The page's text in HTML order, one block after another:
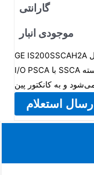
گارانتی
موجودی انبار
GE IS200SSCAH2A یک برد ترمینال I/O ارتباط سریال است. بسته
I/O PSCA با SSCA سازگار است. بسته I/O از طریق Ethernet به
ارسال استعلام